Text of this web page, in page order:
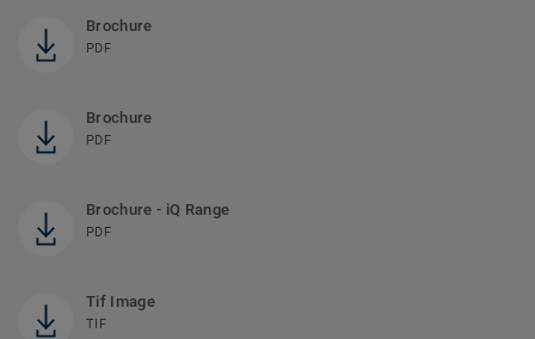
Brochure
PDF
Brochure
PDF
Brochure - iQ Range
PDF
Tif Image
TIF